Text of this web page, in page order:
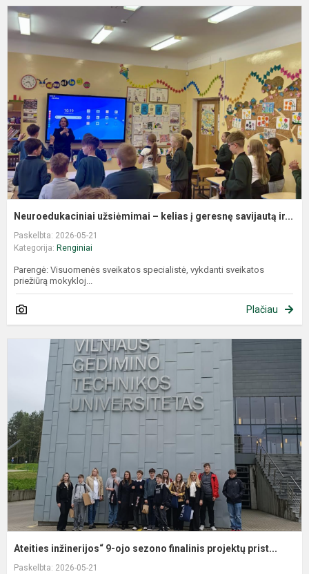
Neuroedukaciniai užsiėmimai – kelias į geresnę savijautą ir...
Paskelbta: 2026-05-21
Kategorija: Renginiai
Parengė: Visuomenės sveikatos specialistė, vykdanti sveikatos
priežiūrą mokykloj...
Plačiau
Ateities inžinerijos“ 9-ojo sezono finalinis projektų prist...
Paskelbta: 2026-05-21